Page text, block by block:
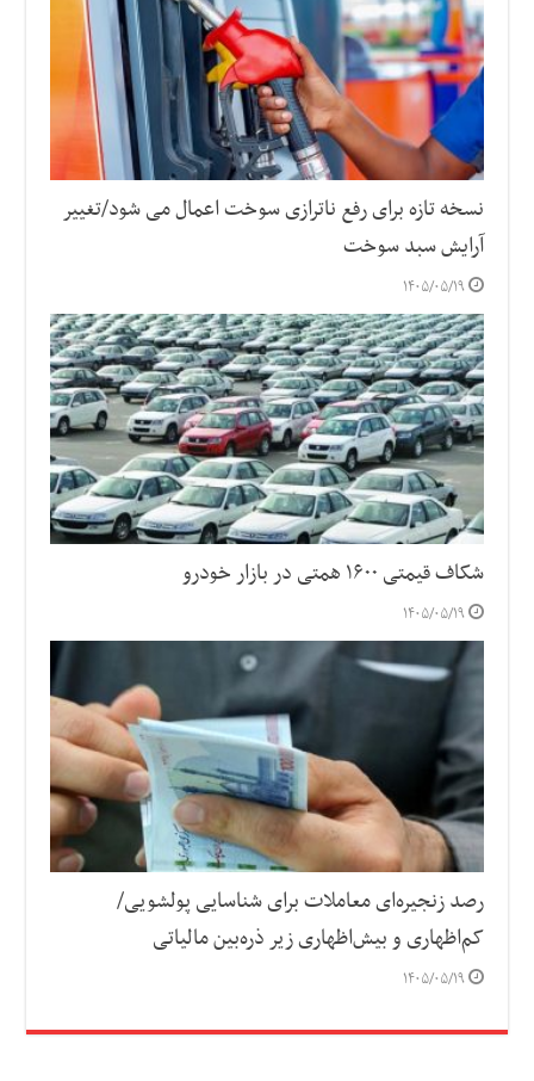
نسخه تازه برای رفع ناترازی سوخت اعمال می شود/تغییر
آرایش سبد سوخت
۱۴۰۵/۰۵/۱۹
شکاف قیمتی ۱۶۰۰ همتی در بازار خودرو
۱۴۰۵/۰۵/۱۹
رصد زنجیره‌ای معاملات برای شناسایی پولشویی/
کم‌اظهاری و بیش‌اظهاری زیر ذره‌بین مالیاتی
۱۴۰۵/۰۵/۱۹